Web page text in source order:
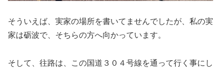
そういえば、実家の場所を書いてませんでしたが、私の実
家は砺波で、そちらの方へ向かっています。
そして、往路は、この国道３０４号線を通って行く事にし